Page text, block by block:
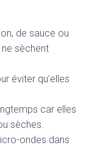
de sauce ou
ne sèchent
éviter qu’elles
car elles
sèches.
ondes dans